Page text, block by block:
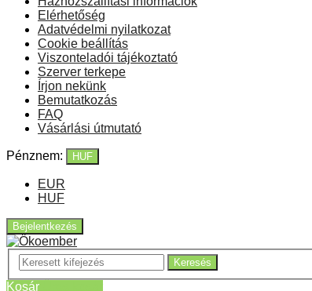
Elérhetőség
Adatvédelmi nyilatkozat
Cookie beállítás
Viszonteladói tájékoztató
Szerver terkepe
Írjon nekünk
Bemutatkozás
FAQ
Vásárlási útmutató
Pénznem: HUF
EUR
HUF
Bejelentkezés
Keresés
Kosár